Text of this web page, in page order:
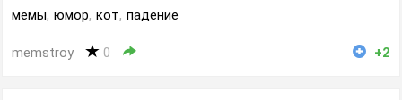
мемы, юмор, кот, падение
memstroy 0 +2